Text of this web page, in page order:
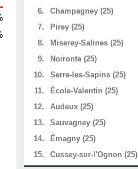
6.
Champagney (25)
7.
Pirey (25)
8.
Miserey-Salines (25)
9.
Noironte (25)
10.
Serre-les-Sapins (25)
11.
École-Valentin (25)
12.
Audeux (25)
13.
Sauvagney (25)
14.
Émagny (25)
15.
Cussey-sur-l'Ognon (25)